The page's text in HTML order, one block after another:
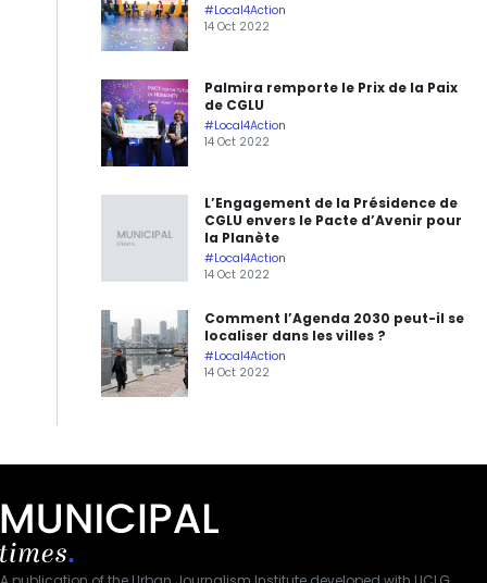
#Local4Action
14 Oct 2022
Palmira remporte le Prix de la Paix
de CGLU
#Local4Action
14 Oct 2022
L’Engagement de la Présidence de
CGLU envers le Pacte d’Avenir pour
la Planète
#Local4Action
14 Oct 2022
Comment l’Agenda 2030 peut-il se
localiser dans les villes ?
#Local4Action
14 Oct 2022